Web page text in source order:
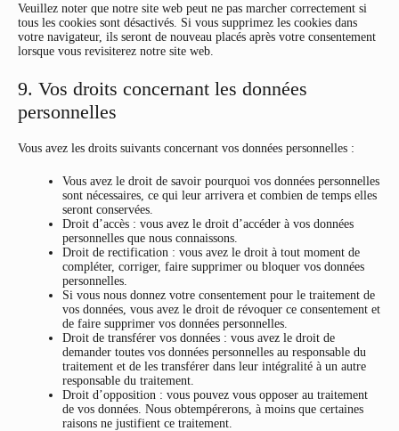
Veuillez noter que notre site web peut ne pas marcher correctement si
tous les cookies sont désactivés. Si vous supprimez les cookies dans
votre navigateur, ils seront de nouveau placés après votre consentement
lorsque vous revisiterez notre site web.
9. Vos droits concernant les données
personnelles
Vous avez les droits suivants concernant vos données personnelles :
Vous avez le droit de savoir pourquoi vos données personnelles
sont nécessaires, ce qui leur arrivera et combien de temps elles
seront conservées.
Droit d’accès : vous avez le droit d’accéder à vos données
personnelles que nous connaissons.
Droit de rectification : vous avez le droit à tout moment de
compléter, corriger, faire supprimer ou bloquer vos données
personnelles.
Si vous nous donnez votre consentement pour le traitement de
vos données, vous avez le droit de révoquer ce consentement et
de faire supprimer vos données personnelles.
Droit de transférer vos données : vous avez le droit de
demander toutes vos données personnelles au responsable du
traitement et de les transférer dans leur intégralité à un autre
responsable du traitement.
Droit d’opposition : vous pouvez vous opposer au traitement
de vos données. Nous obtempérerons, à moins que certaines
raisons ne justifient ce traitement.